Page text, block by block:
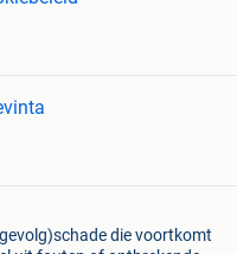
die voortkomt